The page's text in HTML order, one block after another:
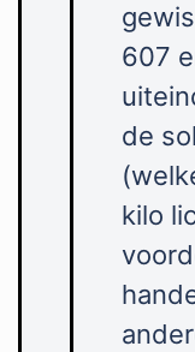
607
de
kilo